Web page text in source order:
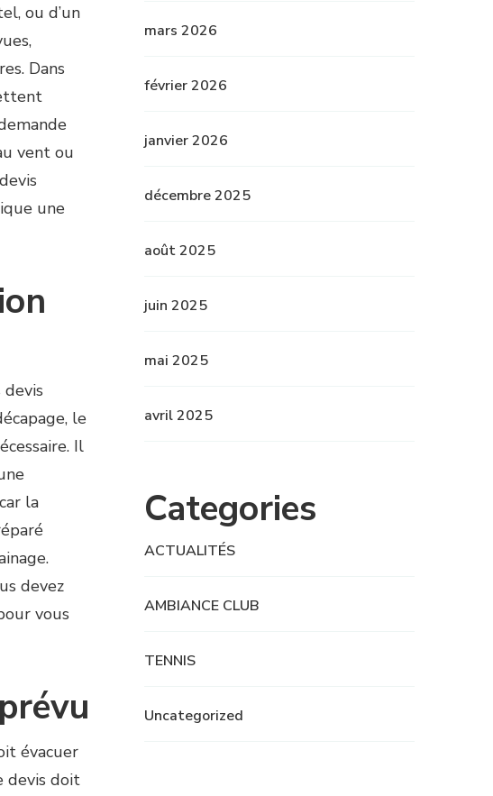
ou d’un
Dans
vent ou
une
le
Il
la
devez
vous
évacuer
devis doit
mars 2026
février 2026
janvier 2026
décembre 2025
août 2025
juin 2025
mai 2025
avril 2025
Categories
ACTUALITÉS
AMBIANCE CLUB
TENNIS
Uncategorized